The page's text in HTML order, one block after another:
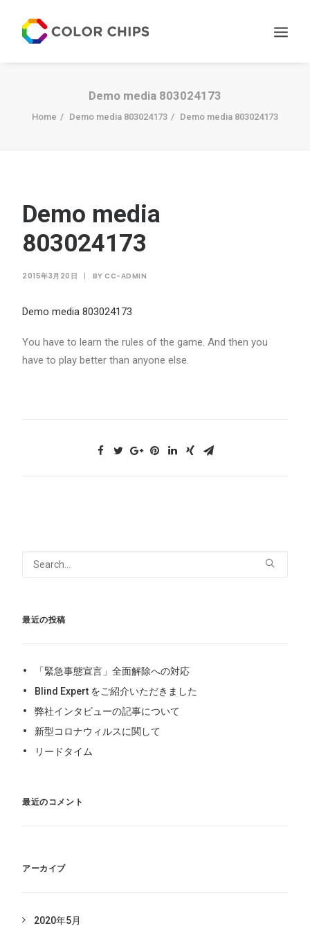
サービス
ニュース
Demo media 803024173
Home Demo media 803024173 Demo media 803024173
Demo media
803024173
2015年3月20日 | BY CC-ADMIN
Demo media 803024173
You have to learn the rules of the game. And then you
have to play better than anyone else.
最近の投稿
「緊急事態宣言」全面解除への対応
Blind Expert をご紹介いただきました
弊社インタビューの記事について
新型コロナウィルスに関して
リードタイム
最近のコメント
アーカイブ
2020年5月